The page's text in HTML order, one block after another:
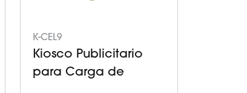
K-CEL9
Kiosco Publicitario
para Carga de